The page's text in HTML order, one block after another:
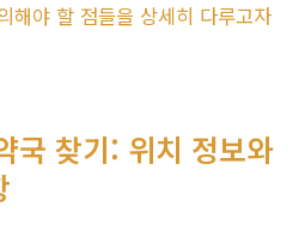
해야 할 점들을 상세히 다루고자
국 찾기: 위치 정보와